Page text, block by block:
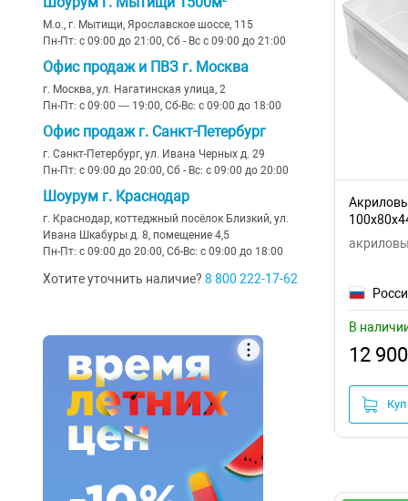
Польша
М.о., г. Мытищи, Ярославское шоссе, 115
Пн-Пт: с 09:00 до 21:00, Сб - Вс с 09:00 до 21:00
Офис продаж и ПВЗ г. Москва
г. Москва, ул. Нагатинская улица, 2
Пн-Пт: с 09:00 — 19:00, Сб-Вс: с 09:00 до 18:00
Офис продаж г. Санкт-Петербург
г. Санкт-Петербург, ул. Ивана Черных д. 29
Пн-Пт: с 09:00 до 20:00, Сб - Вс: с 09:00 до 20:00
Шоурум г. Краснодар
г. Краснодар, коттеджный посёлок Близкий, ул.
Ивана Шкабуры д. 8, помещение 4,5
Пн-Пт: с 09:00 до 20:00, Сб-Вс: с 09:00 до 18:00
Хотите уточнить наличие? 8 800 222-17-62
В
12